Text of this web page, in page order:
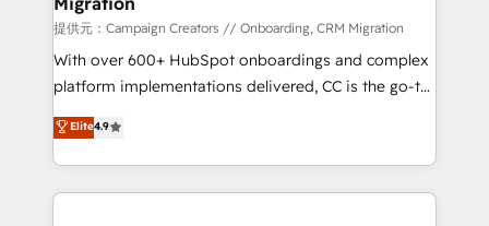
guided implementation and seamless integration of
the CRM platform into your digital ecosystem. Would
you like support in deploying your inbound
to your needs and sales objectives. With 125+
certifications, we are part of the most certified
提供元：Campaign Creators // Onboarding, CRM Migration
With over 600+ HubSpot onboardings and complex
platform implementations delivered, CC is the go-to
Elite Solutions Partner for businesses ready to
migrate, replatform, and scale smarter. We specialize
in high-impact CRM and CMS migrations and
onboarding from platforms like Salesforce, NetSuite,
Elite4.9